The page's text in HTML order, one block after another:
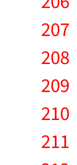
207
208
209
210
211